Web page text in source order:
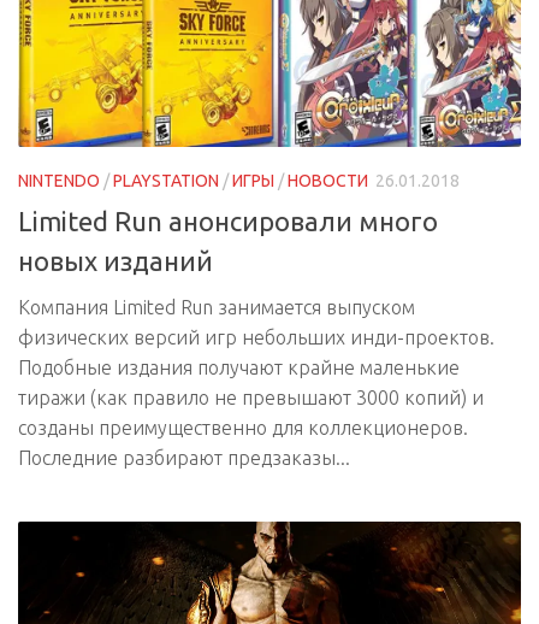
NINTENDO /PLAYSTATION /ИГРЫ /НОВОСТИ 26.01.2018
Limited Run анонсировали много
новых изданий
Компания Limited Run занимается выпуском
физических версий игр небольших инди-проектов.
Подобные издания получают крайне маленькие
тиражи (как правило не превышают 3000 копий) и
созданы преимущественно для коллекционеров.
Последние разбирают предзаказы...